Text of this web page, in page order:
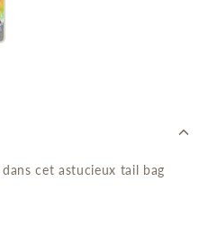
cet astucieux tail bag